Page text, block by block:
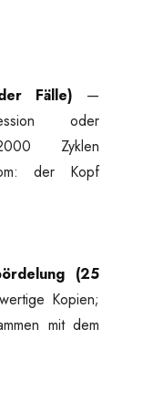
Fälle) —
oder
Zyklen
der Kopf
(25
Kopien;
mit dem